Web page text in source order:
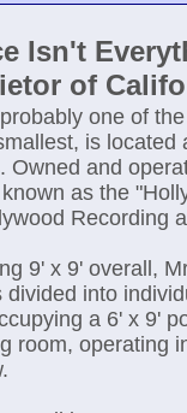
Isn't
of
one of
is located
Owned and
as the
Recording
9' x 9' overall,
divided into
a 6' x 9'
room, operating